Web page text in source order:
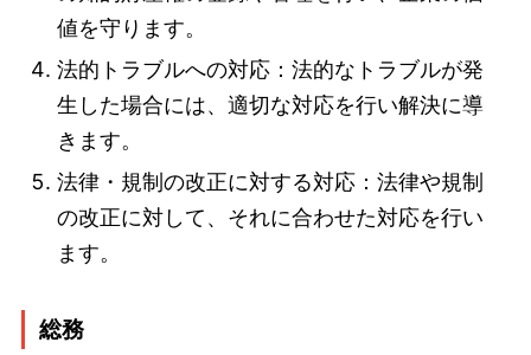
値を守ります。
法的トラブルへの対応：法的なトラブルが発
生した場合には、適切な対応を行い解決に導
きます。
法律・規制の改正に対する対応：法律や規制
の改正に対して、それに合わせた対応を行い
ます。
総務